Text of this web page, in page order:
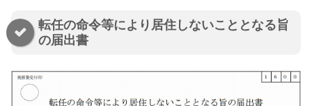
転任の命令等により居住しないこととなる旨
の届出書